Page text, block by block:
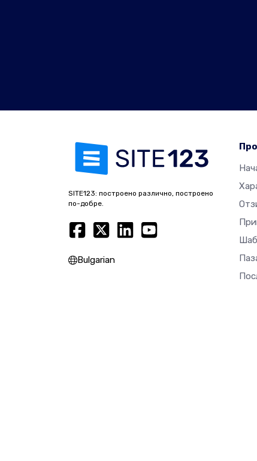
SITE123: построено различно, построено
по-добре.
Bulgarian